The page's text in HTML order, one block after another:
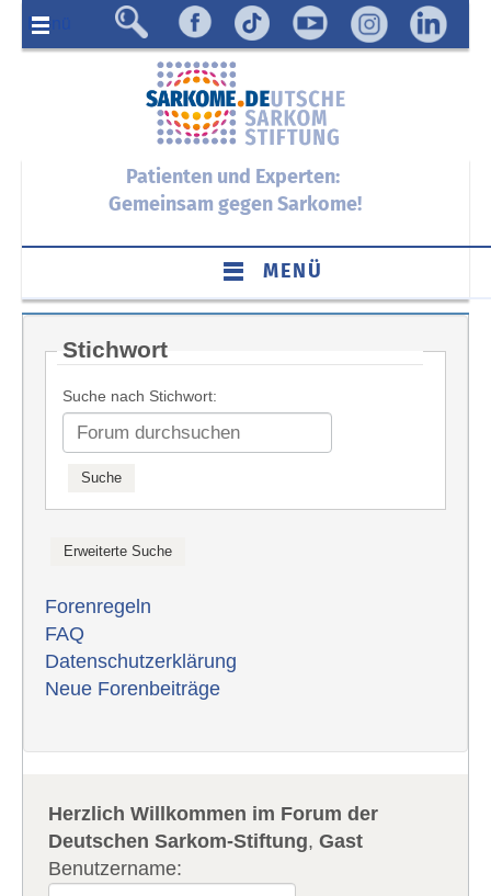
Menü
Patienten und Experten:
Gemeinsam gegen Sarkome!
MENÜ
Stichwort
Suche nach Stichwort:
Forenregeln
FAQ
Datenschutzerklärung
Neue Forenbeiträge
Herzlich Willkommen im Forum der
Deutschen Sarkom-Stiftung,Gast
Benutzername: